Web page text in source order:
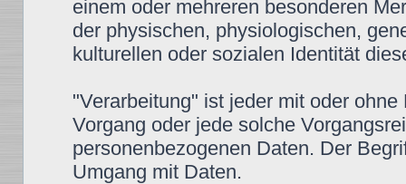
einem oder mehreren besonderen
der physischen, physiologischen,
kulturellen oder sozialen Identität
"Verarbeitung" ist jeder mit oder
Vorgang oder jede solche
personenbezogenen Daten. Der
Umgang mit Daten.